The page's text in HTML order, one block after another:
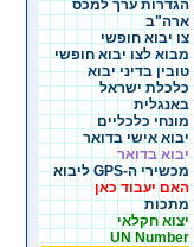
הגדרות ערך למכס
ארה"ב
צו יבוא חופשי
מבוא לצו יבוא חופשי
טובין בדיני יבוא
כלכלת ישראל
באנגלית
מונחי כלכליים
יבוא אישי בדואר
יבוא בדואר
מכשירי ה-GPS ליבוא
האם יעבוד כאן
מתכות
יצוא חקלאי
UN Number